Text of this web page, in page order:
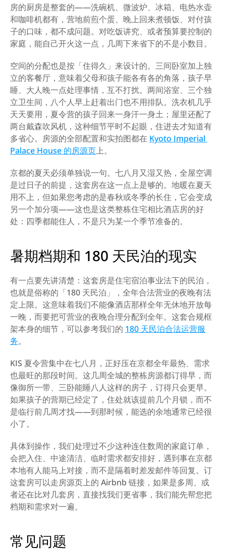
房的厨房是整套的——洗碗机、微波炉、冰箱、电热水壶
和咖啡机都有，营地前煎个蛋、晚上回来煮顿饭、对付孩
子的口味，都不成问题。对吃饭讲究、或者预算要控制的
家庭，能自己开火这一点，几周下来省下的不是小数目。
空间的分配也是按「住得久」来设计的。三间卧室加上独
立的客餐厅，意味着父母和孩子能各有各的角落，孩子早
睡、大人晚一点处理事情，互不打扰。两间浴室、三个独
立卫生间，八个人早上赶着出门也不用排队。洗衣机几乎
天天要用，夏令营的孩子回来一身汗一身土；屋里还配了
两台戴森吹风机，这种细节平时不起眼，住进去才知道有
多省心。房源的全部配置和实拍图都在 Kyoto Imperial
Palace House 的房源页上。
京都的夏天必须单独说一句。七八月又湿又热，全屋空调
是过日子的前提，这套房在这一点上是够的。地暖在夏天
用不上，但如果您考虑的是春秋或冬季的长住，它会变成
另一个加分项——这也是这类整栋住宅相比酒店房的好
处：四季都能住人，不是只为某一个季节准备的。
暑期档期和 180 天民泊的现实
有一点要先讲清楚：这套房是住宅宿泊事业法下的民泊，
也就是俗称的「180 天民泊」，全年合法营业的夜晚有法
定上限。这意味着我们不能像酒店那样全年无休地开放每
一晚，而要把可营业的夜晚合理分配到全年。这套合规框
架本身的细节，可以参考我们的 180 天民泊合法运营服
务。
KIS 夏令营集中在七八月，正好压在京都全年最热、需求
也最旺的那段时间。这几周全城的整栋房源都订得早，而
像御所一带、三卧能睡八人这样的房子，订得只会更早。
如果孩子的营期已经定了，住处就该提前几个月锁，而不
是临行前几周才找——到那时候，能选的余地通常已经很
小了。
具体到操作，我们处理过不少这种连住数周的家庭订单，
会把入住、中途清洁、临时需求都安排好，遇到事在京都
本地有人能马上对接，而不是隔着时差发邮件等回复。订
这套房可以走房源页上的 Airbnb 链接，如果是多周、或
者还在比对几套房，直接找我们更省事，我们能先帮您把
档期和需求对一遍。
常见问题